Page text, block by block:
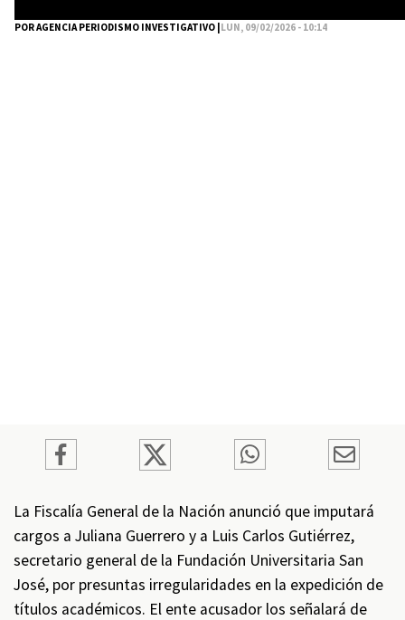
POR AGENCIA PERIODISMO INVESTIGATIVO | LUN, 09/02/2026 - 10:14
La Fiscalía General de la Nación anunció que imputará
cargos a Juliana Guerrero y a Luis Carlos Gutiérrez,
secretario general de la Fundación Universitaria San
José, por presuntas irregularidades en la expedición de
títulos académicos. El ente acusador los señalará de